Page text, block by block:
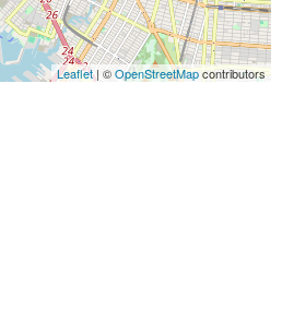
Leaflet| ©OpenStreetMapcontributors